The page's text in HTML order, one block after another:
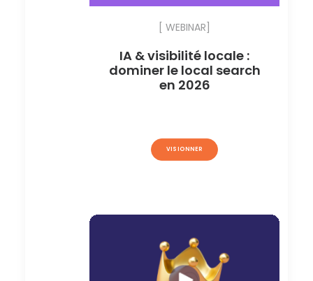
[ WEBINAR]
IA & visibilité locale :
dominer le local search
en 2026
VISIONNER